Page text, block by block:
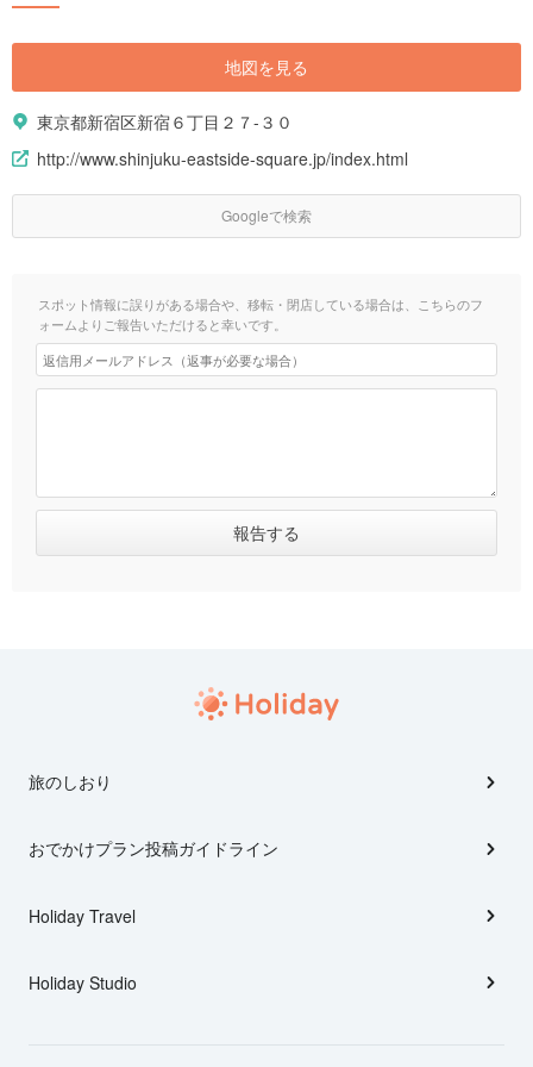
地図を見る
東京都新宿区新宿６丁目２７-３０
http://www.shinjuku-eastside-square.jp/index.html
Googleで検索
スポット情報に誤りがある場合や、移転・閉店している場合は、こちらのフ
ォームよりご報告いただけると幸いです。
旅のしおり
おでかけプラン投稿ガイドライン
Holiday Travel
Holiday Studio